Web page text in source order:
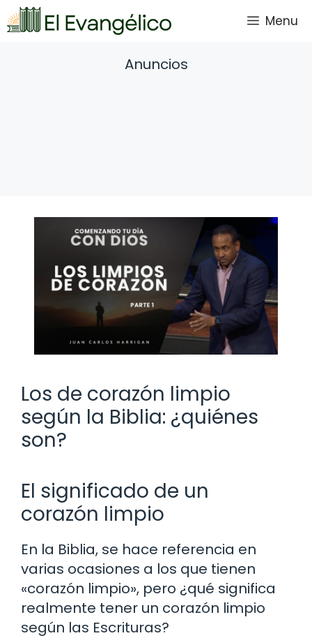
Saltar
al
Menu
Anuncios
Los de corazón limpio
según la Biblia: ¿quiénes
son?
El significado de un
corazón limpio
En la Biblia, se hace referencia en
varias ocasiones a los que tienen
«corazón limpio», pero ¿qué significa
realmente tener un corazón limpio
según las Escrituras?